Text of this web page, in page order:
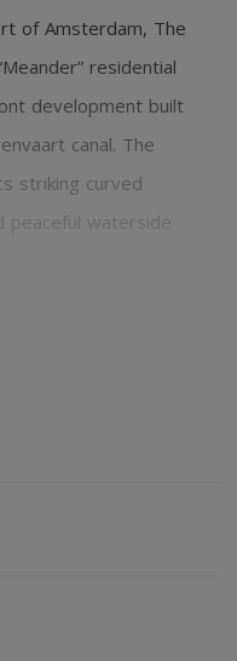
of Amsterdam, The
residential
development built
canal. The
striking curved
peaceful waterside
area, just on
Residents enjoy a
city life. Within
cultural hotspots, while